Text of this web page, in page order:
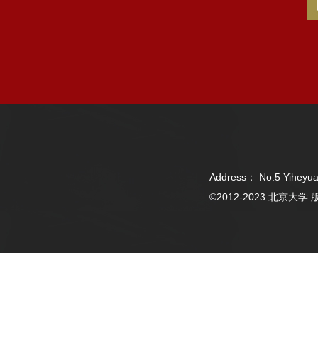
Address： No.5
©2012-2023 北京大学